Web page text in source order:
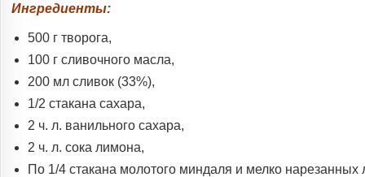
Ингредиенты:
500 г творога,
100 г сливочного масла,
200 мл сливок (33%),
1/2 стакана сахара,
2 ч. л. ванильного сахара,
2 ч. л. сока лимона,
По 1/4 стакана молотого миндаля и мелко нарезанных